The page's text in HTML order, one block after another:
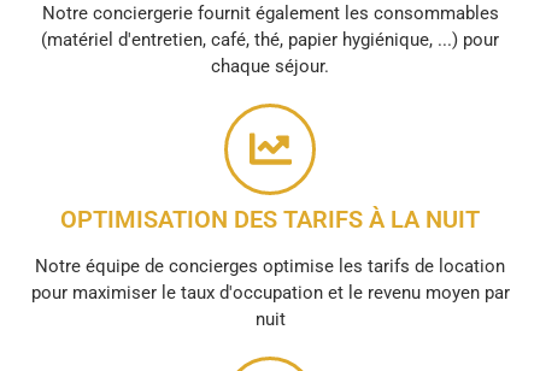
Notre conciergerie fournit également les consommables
(matériel d'entretien, café, thé, papier hygiénique, ...) pour
chaque séjour.
OPTIMISATION DES TARIFS À LA NUIT
Notre équipe de concierges optimise les tarifs de location
pour maximiser le taux d'occupation et le revenu moyen par
nuit